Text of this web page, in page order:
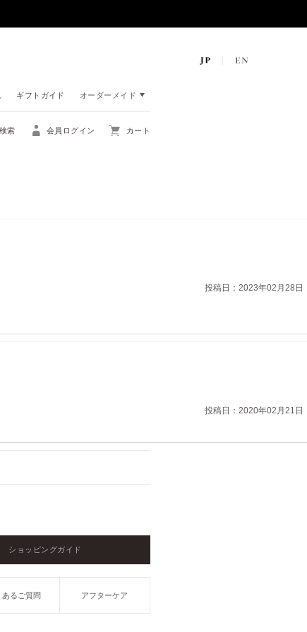
ギフトガイド オーダーメイド
索 会員ログイン カート
投稿日：2023年02月28日
投稿日：2020年02月21日
ショッピングガイド
あるご質問 アフターケア